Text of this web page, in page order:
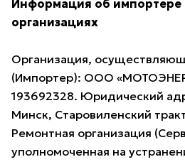
Информация об импортере
организациях
Организация,
(Импортер): ООО
193692328. Юридический
Минск, Старовиленский
Ремонтная организация
уполномоченная на